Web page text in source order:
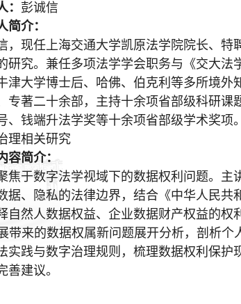
： 彭诚信
简介：
，现任上海交通大学凯原法学院院长、
研究。兼任多项法学学会职务与《交大法
津大学博士后、哈佛、伯克利等多所境
专著二十余部，主持十余项省部级科研
、钱端升法学奖等十余项省部级学术奖
理相关研究
容简介：
焦于数字法学视域下的数据权利问题。
据、隐私的法律边界，结合《中华人民
自然人数据权益、企业数据财产权益的
带来的数据权属新问题展开分析，剖析个
实践与数字治理规则，梳理数据权利保
善建议。